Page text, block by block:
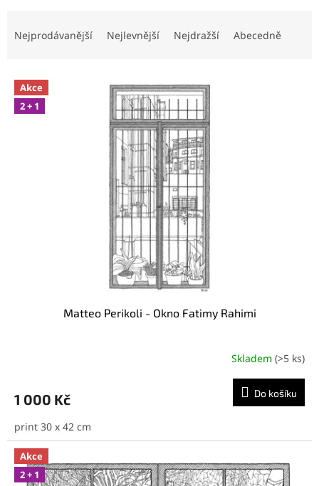
n
p
Nejprodávanější Nejlevnější Nejdražší Abecedně
V
p
Akce
2 + 1
Matteo Perikoli - Okno Fatimy Rahimi
Skladem (>5 ks)
1 000 Kč Do košíku
print 30 x 42 cm
Akce
2 + 1